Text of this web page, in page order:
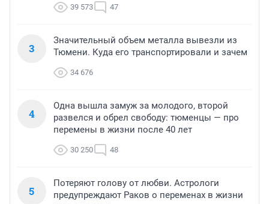
39 573 47
3
Значительный объем металла вывезли из
Тюмени. Куда его транспортировали и зачем
34 676
4
Одна вышла замуж за молодого, второй
развелся и обрел свободу: тюменцы — про
перемены в жизни после 40 лет
30 250 48
5
Потеряют голову от любви. Астрологи
предупреждают Раков о переменах в жизни